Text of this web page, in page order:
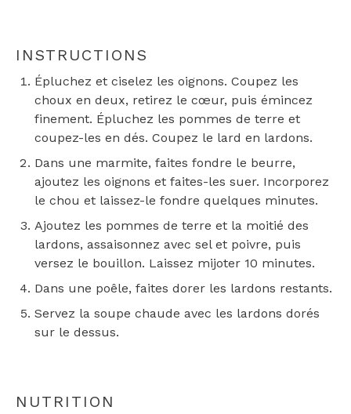
INSTRUCTIONS
Épluchez et ciselez les oignons. Coupez les
choux en deux, retirez le cœur, puis émincez
finement. Épluchez les pommes de terre et
coupez-les en dés. Coupez le lard en lardons.
Dans une marmite, faites fondre le beurre,
ajoutez les oignons et faites-les suer. Incorporez
le chou et laissez-le fondre quelques minutes.
Ajoutez les pommes de terre et la moitié des
lardons, assaisonnez avec sel et poivre, puis
versez le bouillon. Laissez mijoter 10 minutes.
Dans une poêle, faites dorer les lardons restants.
Servez la soupe chaude avec les lardons dorés
sur le dessus.
NUTRITION